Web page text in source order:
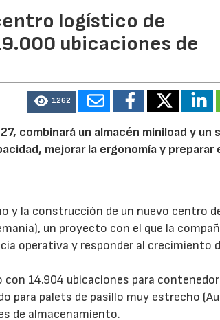
logístico de
ubicaciones de
1262
combinará un almacén miniload y un
mejorar la ergonomía y preparar
y la construcción de un nuevo centro
un proyecto con el que la
operativa y responder al crecimiento
14.904 ubicaciones para
para palets de pasillo muy estrecho
de almacenamiento.